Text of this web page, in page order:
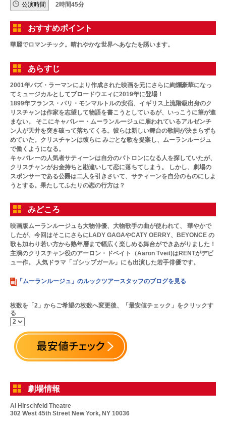
公演時間 2時間45分
おすすめポイント
華麗でロマンチック。晴れやかな世界へあなたを誘います。
あらすじ
2001年バズ・ラーマンにより作成された映画を元にさらに絢爛豪華になっ
てミュージカルとしてブロードウエィに2019年に登場！
1899年フランス・パリ・モンマルトルの安宿、イギリス上流階級出身のク
リスチャンは作家を志望して物語を書こうとしているが、いっこうに筆が進
まない。 そこにキャバレー・ムーランルージュに雇われているアルゼンチ
ン人が天井を突き破って落ちてくる。彼らは新しい舞台の歌詞が決まらずも
めていた。クリスチャンは彼らに みごとな歌を提案し、ムーランルージュ
で働くようになる。
キャバレーの人気者サティーンは自分のパトロンになる人を探していたが、
クリスチャンがお金持ちと勘違いして恋に落ちてしまう。 しかし、劇場の
スポンサーである公爵は二人を引きさいて、サティーンを自分のものにしよ
うとする。果たしてふたりの恋の行方は？
みどころ
映画版ムーランルージュも大物俳優、大物歌手の曲が使われて、 華やかで
したが、今回はそこにさらにLADY GAGAやCATY OERRY、BEYONCE の
歌も加わり若い方から熟年層まで幅広く楽しめる舞台ができあがりました！
主演のクリスチャン役のアーロン・ドベイト（Aaron Tveit)はRENTがデビ
ュー作。 人気ドラマ「ゴシップガール」にも出演した若手俳優です。
「ムーランルージュ」のルックツアースタッフのブログを見る
枚数を「2」からご希望の枚数へ変更後、「最安値チェック」をクリックす
る
劇場情報
Al Hirschfeld Theatre
302 West 45th Street New York, NY 10036